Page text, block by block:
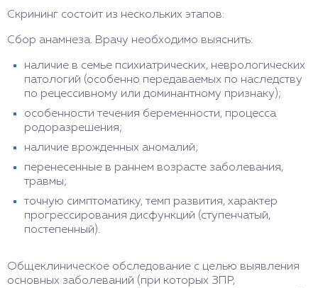
Скрининг состоит из нескольких этапов:
Сбор анамнеза. Врачу необходимо выяснить:
наличие в семье психиатрических, неврологических
патологий (особенно передаваемых по наследству
по рецессивному или доминантному признаку);
особенности течения беременности, процесса
родоразрешения;
наличие врожденных аномалий;
перенесенные в раннем возрасте заболевания,
травмы;
точную симптоматику, темп развития, характер
прогрессирования дисфункций (ступенчатый,
постепенный).
Общеклиническое обследование с целью выявления
основных заболеваний (при которых ЗПР,